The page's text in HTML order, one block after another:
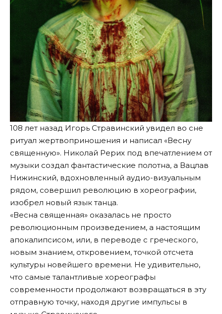
108 лет назад Игорь Стравинский увидел во сне
ритуал жертвоприношения и написал «Весну
священную». Николай Рерих под впечатлением от
музыки создал фантастические полотна, а Вацлав
Нижинский, вдохновленный аудио-визуальным
рядом, совершил революцию в хореографии,
изобрел новый язык танца.
«Весна священная» оказалась не просто
революционным произведением, а настоящим
апокалипсисом, или, в переводе с греческого,
новым знанием, откровением, точкой отсчета
культуры новейшего времени. Не удивительно,
что самые талантливые хореографы
современности продолжают возвращаться в эту
отправную точку, находя другие импульсы в